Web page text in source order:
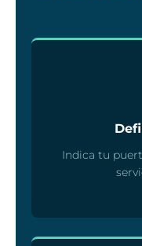
Indica tu